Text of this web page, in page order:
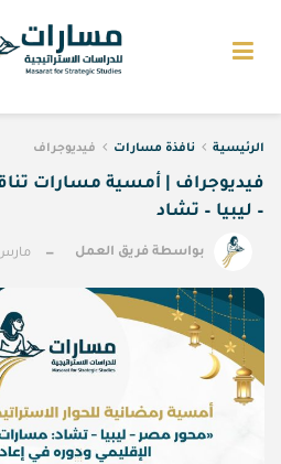
الرئيسية نافذة مسارات فيديوجراف
فيديوجراف | أمسية مسارات
– ليبيا – تشاد
بواسطة فريق العمل مارس 22,